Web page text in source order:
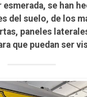
se han
del suelo, de los
paneles
que puedan ser